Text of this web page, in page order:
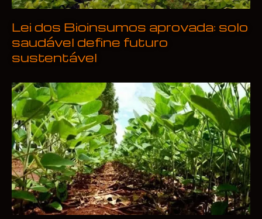
Lei dos Bioinsumos aprovada: solo
saudável define futuro
sustentável